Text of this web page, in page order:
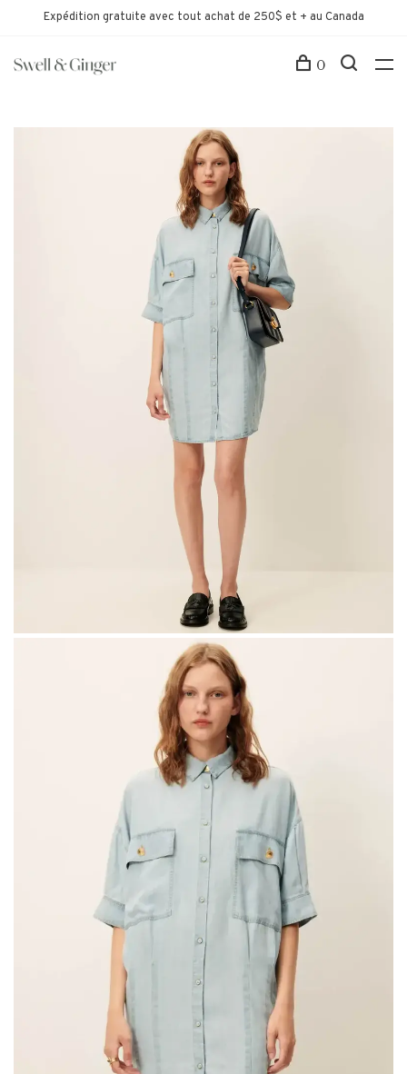
Expédition gratuite avec tout achat de 250$ et + au Canada
0